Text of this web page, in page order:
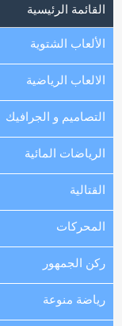
القائمة الرئيسية
الألعاب الشتوية
الالعاب الرياضية
التصاميم و الجرافيك
الرياضات المائية
القتالية
المحركات
ركن الجمهور
رياضة منوعة